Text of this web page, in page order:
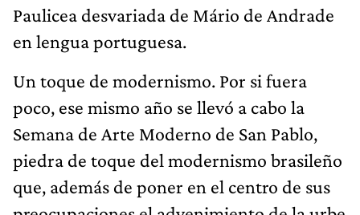
Paulicea desvariada de Mário de Andrade
en lengua portuguesa.
Un toque de modernismo. Por si fuera
poco, ese mismo año se llevó a cabo la
Semana de Arte Moderno de San Pablo,
piedra de toque del modernismo brasileño
que, además de poner en el centro de sus